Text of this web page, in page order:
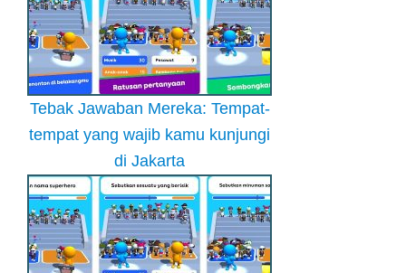
Tebak Jawaban Mereka: Tempat-
tempat yang wajib kamu kunjungi
di Jakarta